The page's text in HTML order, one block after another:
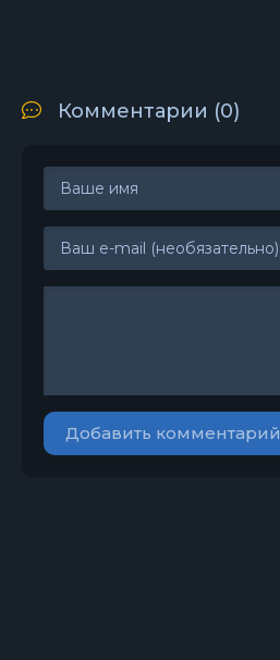
23
Комментарии (0)
Добавить комментарий